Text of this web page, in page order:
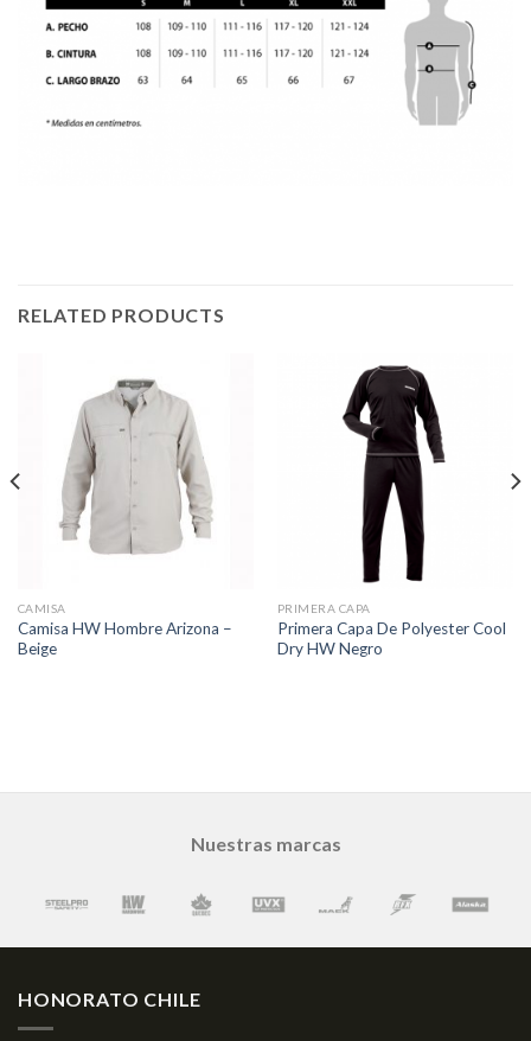
RELATED PRODUCTS
CAMISA
Camisa HW Hombre Arizona –
Beige
PRIMERA CAPA
Primera Capa De Polyester Cool
Dry HW Negro
Nuestras marcas
HONORATO CHILE